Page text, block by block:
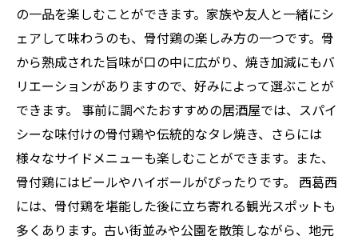
の一品を楽しむことができます。家族や友人と一緒にシ
ェアして味わうのも、骨付鶏の楽しみ方の一つです。骨
から熟成された旨味が口の中に広がり、焼き加減にもバ
リエーションがありますので、好みによって選ぶことが
できます。 事前に調べたおすすめの居酒屋では、スパイ
シーな味付けの骨付鶏や伝統的なタレ焼き、さらには
様々なサイドメニューも楽しむことができます。また、
骨付鶏にはビールやハイボールがぴったりです。 西葛西
には、骨付鶏を堪能した後に立ち寄れる観光スポットも
多くあります。古い街並みや公園を散策しながら、地元